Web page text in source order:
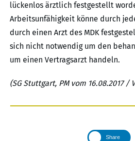
lückenlos ärztlich festgestellt
Arbeitsunfähigkeit könne durch
durch einen Arzt des MDK
sich nicht notwendig um den
um einen Vertragsarzt handeln.
(SG Stuttgart, PM vom 16.08.2017 /
Share